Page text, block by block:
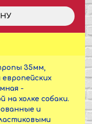
35мм,
-
на холке собаки.
и